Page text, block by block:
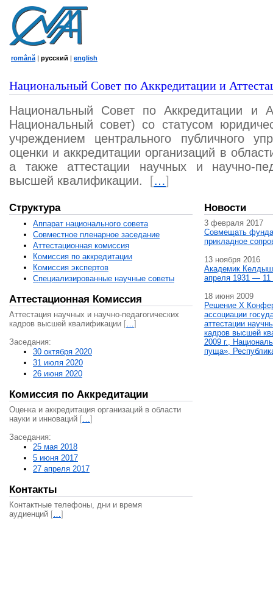
română | русский | english
Национальный Совет по Аккредитации и
Национальный Совет по Аккредитации и
Национальный совет) со статусом
учреждением центрального публичного
оценки и аккредитации организаций в
а также аттестации научных и научно-
высшей квалификации.
[…]
Структура
Аппарат национального совета
Совместное пленарное заседание
Аттестационная комисcия
Комиссия по аккредитации
Комиссия экспертов
Специализированные научные советы
Аттестационная Комиссия
Аттестация научных и научно-педагогических
кадров высшей квалификации […]
Заседания:
30 октября 2020
31 июля 2020
26 июня 2020
Комиссия по Аккредитации
Оценка и аккредитация организаций в области
науки и инноваций […]
Заседания:
25 мая 2018
5 июня 2017
27 апреля 2017
Контакты
Контактные телефоны, дни и время
аудиенций […]
Новости
3 февраля 2017
Совмещать
прикладное
13 ноября 2016
Академик
апреля 1931 — 11
18 июня 2009
Решение X
ассоциации
аттестации
кадров высшей
2009 г.,
пуща»,